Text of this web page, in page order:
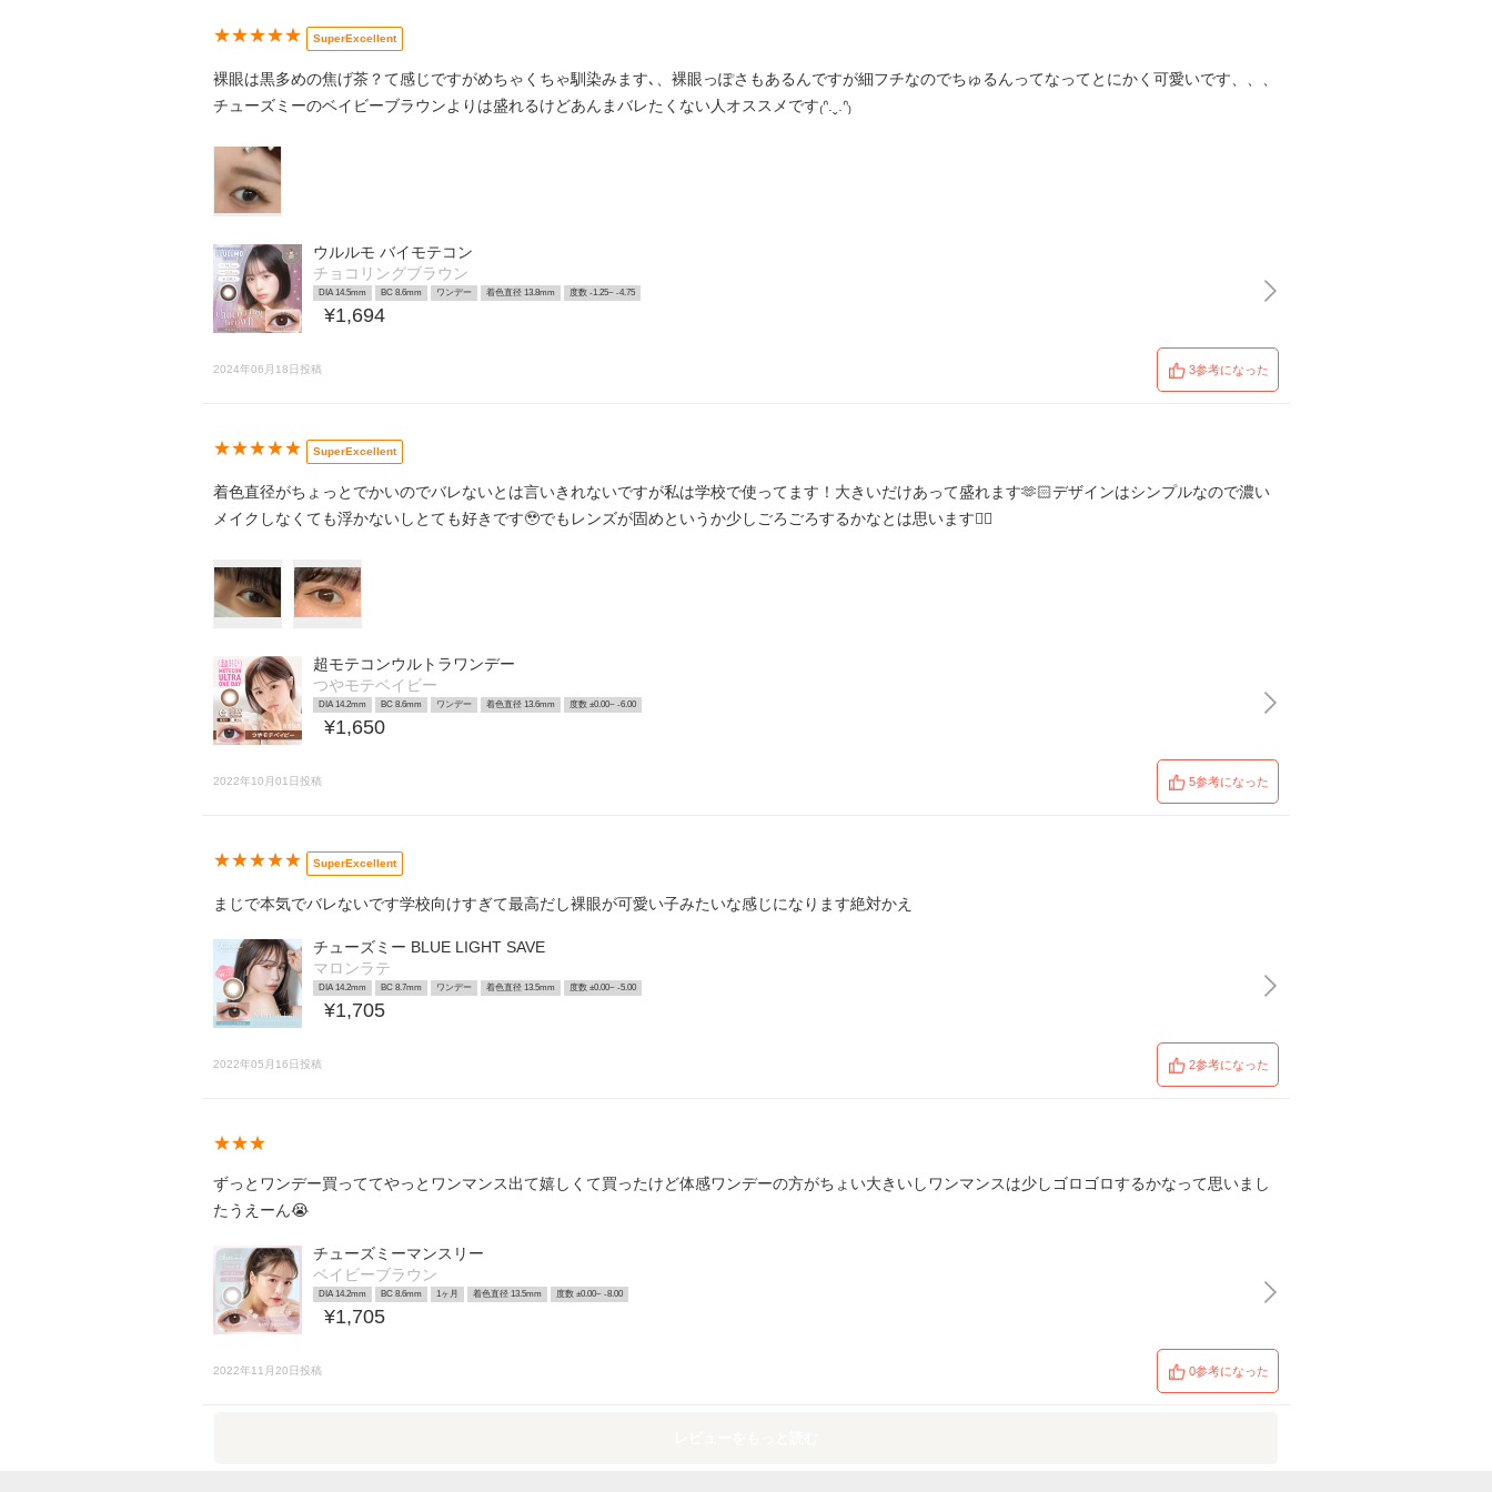
★★★★★ SuperExcellent
裸眼は黒多めの焦げ茶？て感じですがめちゃくちゃ馴染みます､、裸眼っぽさもあるんですが細フチなのでちゅるんってなってとにかく可愛いです、、、
チューズミーのベイビーブラウンよりは盛れるけどあんまバレたくない人オススメです₍ᐢ.ˬ.ᐢ₎
ウルルモ バイモテコン
チョコリングブラウン
DIA 14.5mm BC 8.6mm ワンデー 着色直径 13.8mm 度数 -1.25~ -4.75
¥1,694
2024年06月18日投稿 3参考になった
★★★★★ SuperExcellent
着色直径がちょっとでかいのでバレないとは言いきれないですが私は学校で使ってます！大きいだけあって盛れます🫶🏻デザインはシンプルなので濃い
メイクしなくても浮かないしとても好きです🥹でもレンズが固めというか少しごろごろするかなとは思います👍🏻
超モテコンウルトラワンデー
つやモテベイビー
DIA 14.2mm BC 8.6mm ワンデー 着色直径 13.6mm 度数 ±0.00~ -6.00
¥1,650
2022年10月01日投稿 5参考になった
★★★★★ SuperExcellent
まじで本気でバレないです学校向けすぎて最高だし裸眼が可愛い子みたいな感じになります絶対かえ
チューズミー BLUE LIGHT SAVE
マロンラテ
DIA 14.2mm BC 8.7mm ワンデー 着色直径 13.5mm 度数 ±0.00~ -5.00
¥1,705
2022年05月16日投稿 2参考になった
★★★
ずっとワンデー買っててやっとワンマンス出て嬉しくて買ったけど体感ワンデーの方がちょい大きいしワンマンスは少しゴロゴロするかなって思いまし
たうえーん😭
チューズミーマンスリー
ベイビーブラウン
DIA 14.2mm BC 8.6mm 1ヶ月 着色直径 13.5mm 度数 ±0.00~ -8.00
¥1,705
2022年11月20日投稿 0参考になった